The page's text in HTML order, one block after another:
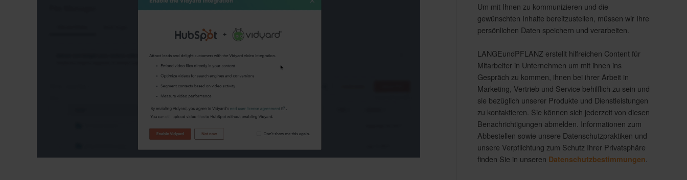
Um mit Ihnen zu kommunizieren und die
gewünschten Inhalte bereitzustellen, müssen wir Ihre
persönlichen Daten speichern und verarbeiten.
LANGEundPFLANZ erstellt hilfreichen Content für
Mitarbeiter in Unternehmen um mit ihnen ins
Gespräch zu kommen, ihnen bei ihrer Arbeit in
Marketing, Vertrieb und Service behilflich zu sein und
sie bezüglich unserer Produkte und Dienstleistungen
zu kontaktieren. Sie können sich jederzeit von diesen
Benachrichtigungen abmelden. Informationen zum
Abbestellen sowie unsere Datenschutzpraktiken und
unsere Verpflichtung zum Schutz Ihrer Privatsphäre
finden Sie in unseren Datenschutzbestimmungen